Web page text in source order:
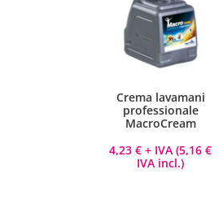
Crema lavamani
professionale
MacroCream
4,23€ + IVA (5,16€
IVA incl.)